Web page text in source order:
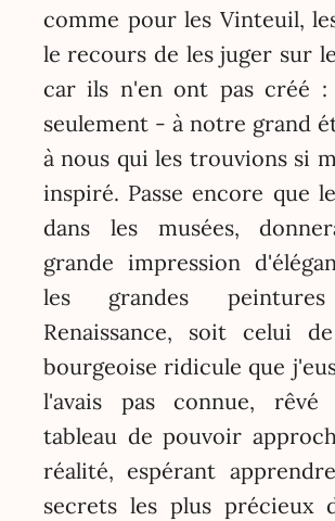
comme pour les Vinteuil,
le recours de les juger sur
car ils n'en ont pas créé
seulement - à notre grand
à nous qui les trouvions si
inspiré. Passe encore que
dans les musées,
grande impression
les grandes
Renaissance, soit celui
bourgeoise ridicule que
l'avais pas connue, rêvé
tableau de pouvoir
réalité, espérant
secrets les plus précieux